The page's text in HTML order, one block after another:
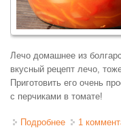
Лечо домашнее из
вкусный рецепт лечо,
Приготовить его очень
с перчиками в томате!
Подробнее о Лечо
1